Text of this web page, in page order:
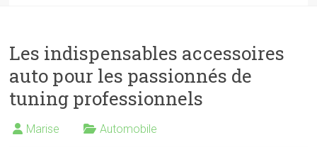
Les indispensables accessoires
auto pour les passionnés de
tuning professionnels
Marise Automobile